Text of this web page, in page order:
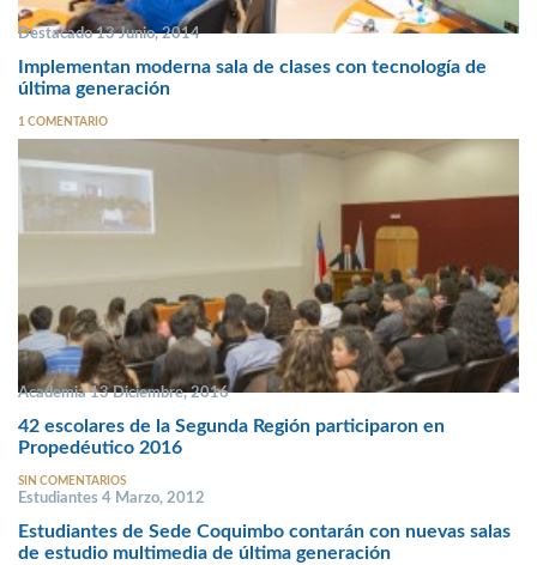
Destacado 13 Junio, 2014
Implementan moderna sala de clases con tecnología de
última generación
1 COMENTARIO
Academia 13 Diciembre, 2016
42 escolares de la Segunda Región participaron en
Propedéutico 2016
SIN COMENTARIOS
Estudiantes 4 Marzo, 2012
Estudiantes de Sede Coquimbo contarán con nuevas salas
de estudio multimedia de última generación